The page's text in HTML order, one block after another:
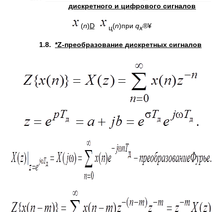
дискретного и цифрового сигналов
(n)D ц(n)при qх®¥
1.8. *Z-преобразование дискретных сигналов